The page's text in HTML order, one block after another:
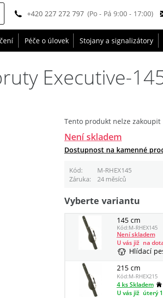
+420 227 272 797 (Po - Pá 9:00 - 17:00)
Péče o úlovek Stojany a signalizátory
Executive-
Tento produkt nelze zakoupit
Není skladem
Dostupnost na kamenné
Kód M-RHEX145
Záruka
24 měsíců
Vyberte variantu
145 cm
Kód:M-RHEX145
Není skladem
U vás již na
Hlídací
215 cm
Kód:M-RHEX215
4 ks Skladem
U vás již úterý